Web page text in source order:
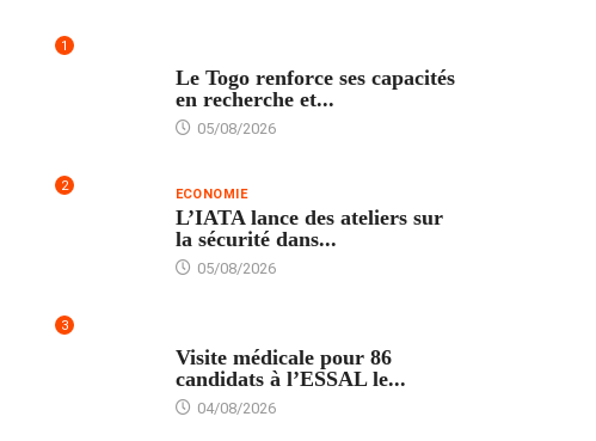
1
Le Togo renforce ses capacités
en recherche et...
05/08/2026
2 ECONOMIE
L’IATA lance des ateliers sur
la sécurité dans...
05/08/2026
3
Visite médicale pour 86
candidats à l’ESSAL le...
04/08/2026